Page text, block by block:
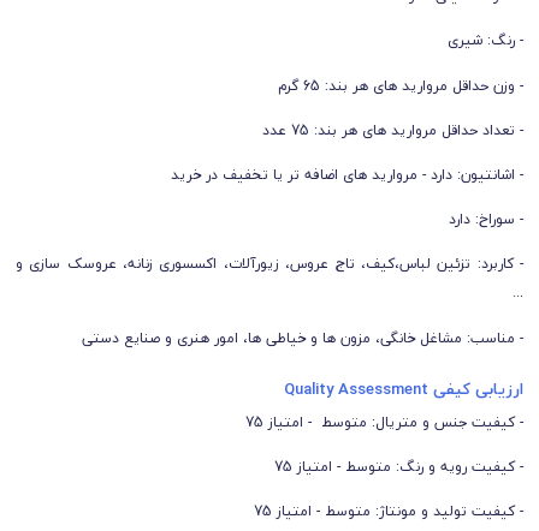
- رنگ: شیری
- وزن حداقل مروارید های هر بند: 65 گرم
- تعداد حداقل مروارید های هر بند: 75 عدد
- اشانتیون: دارد - مروارید های اضافه تر یا تخفیف در خرید
- سوراخ: دارد
- کاربرد: تزئین لباس،کیف، تاج عروس، زیورآلات، اکسسوری زنانه، عروسک سازی و
...
- مناسب: مشاغل خانگی، مزون ها و خیاطی ها، امور هنری و صنایع دستی
ارزیابی کیفی Quality Assessment
- کیفیت جنس و متریال: متوسط - امتیاز 75
- کیفیت رویه و رنگ: متوسط - امتیاز 75
- کیفیت تولید و مونتاژ: متوسط - امتیاز 75